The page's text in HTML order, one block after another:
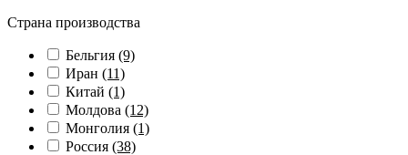
Страна производства
Бельгия (9)
Иран (11)
Китай (1)
Молдова (12)
Монголия (1)
Россия (38)